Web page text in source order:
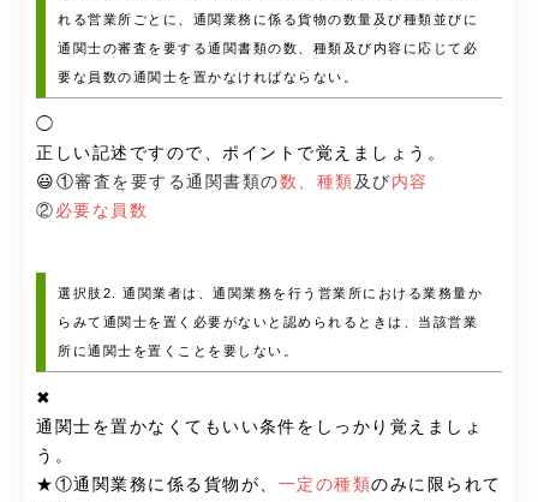
れる営業所ごとに、通関業務に係る貨物の数量及び種類並びに
通関士の審査を要する通関書類の数、種類及び内容に応じて必
要な員数の通関士を置かなければならない。
◯
正しい記述ですので、ポイントで覚えましょう。
😃①審査を要する通関書類の数、種類 及び 内容
② 必要な員数
選択肢2. 通関業者は、通関業務を行う営業所における業務量か
らみて通関士を置く必要がないと認められるときは、当該営業
所に通関士を置くことを要しない。
✖
通関士を置かなくてもいい条件をしっかり覚えましょ
う。
★①通関業務に係る貨物が、 一定の種類のみに限られて